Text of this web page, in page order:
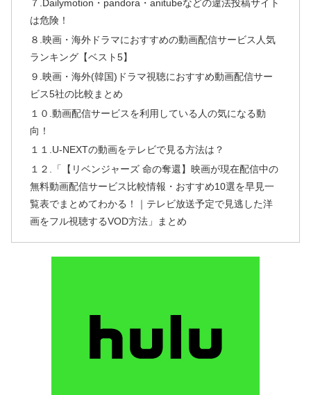
７.Dailymotion・pandora・anitubeなどの違法投稿サイト
は危険！
８.映画・海外ドラマにおすすめの動画配信サービス人気
ランキング【ベスト5】
９.映画・海外(韓国)ドラマ視聴におすすめ動画配信サー
ビス5社の比較まとめ
１０.動画配信サービスを利用している人の気になる動
向！
１１.U-NEXTの動画をテレビで見る方法は？
１２.「【リベンジャーズ 命の奪還】映画が現在配信中の
無料動画配信サービス比較情報・おすすめ10選を早見一
覧表でまとめてわかる！｜テレビ放送予定で見逃した洋
画をフル視聴するVOD方法」まとめ